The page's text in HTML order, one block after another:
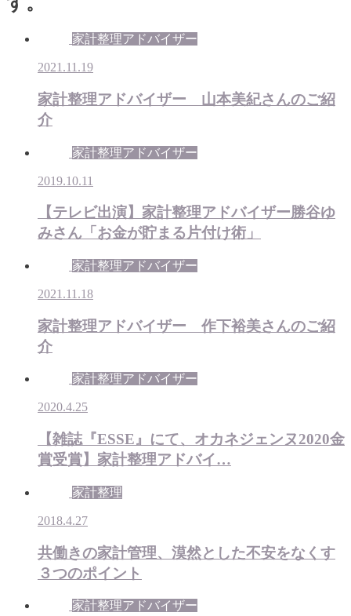
家計整理アドバイザー
2021.11.19
家計整理アドバイザー 山本美紀さんのご紹
介
家計整理アドバイザー
2019.10.11
【テレビ出演】家計整理アドバイザー勝谷ゆ
みさん「お金が貯まる片付け術」
家計整理アドバイザー
2021.11.18
家計整理アドバイザー 作下裕美さんのご紹
介
家計整理アドバイザー
2020.4.25
【雑誌『ESSE』にて、オカネジェンヌ2020金
賞受賞】家計整理アドバイ…
家計整理
2018.4.27
共働きの家計管理、漠然とした不安をなくす
３つのポイント
家計整理アドバイザー